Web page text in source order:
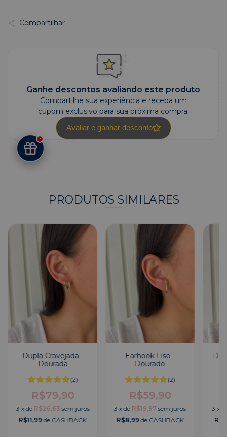
Compartilhar
Ganhe descontos avaliando este produto
Compartilhe sua experiência e receba um
cupom exclusivo para sua próxima compra.
Avaliar e ganhar desconto
PRODUTOS SIMILARES
Dupla Cravejada -
Dourada
(2)
R$79,90
3 xde R$26,63 sem juros
R$11,99de CASHBACK
Earhook Liso -
Dourado
(2)
R$59,90
3 xde R$19,97 sem juros
R$8,99de CASHBACK
3 x
3